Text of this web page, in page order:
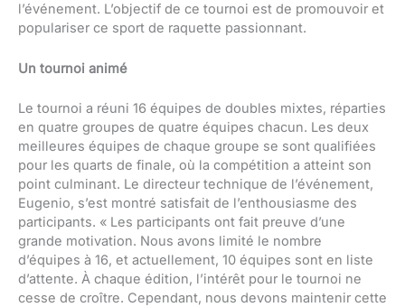
l’événement. L’objectif de ce tournoi est de promouvoir et
populariser ce sport de raquette passionnant.
Un tournoi animé
Le tournoi a réuni 16 équipes de doubles mixtes, réparties
en quatre groupes de quatre équipes chacun. Les deux
meilleures équipes de chaque groupe se sont qualifiées
pour les quarts de finale, où la compétition a atteint son
point culminant. Le directeur technique de l’événement,
Eugenio, s’est montré satisfait de l’enthousiasme des
participants. « Les participants ont fait preuve d’une
grande motivation. Nous avons limité le nombre
d’équipes à 16, et actuellement, 10 équipes sont en liste
d’attente. À chaque édition, l’intérêt pour le tournoi ne
cesse de croître. Cependant, nous devons maintenir cette